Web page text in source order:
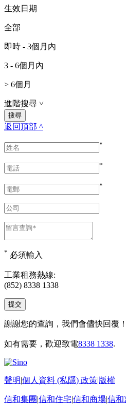
生效日期
全部
即時 - 3個月內
3 - 6個月內
> 6個月
進階搜尋 ˅
返回頂部 ^
*
*
*
* 必須輸入
工業租務熱線:
(852) 8338 1338
謝謝您的查詢，我們會儘快回覆！
如有需要，歡迎致電8338 1338.
聲明|個人資料 (私隱) 政策|版權
信和集團|信和住宅|信和商場|信和